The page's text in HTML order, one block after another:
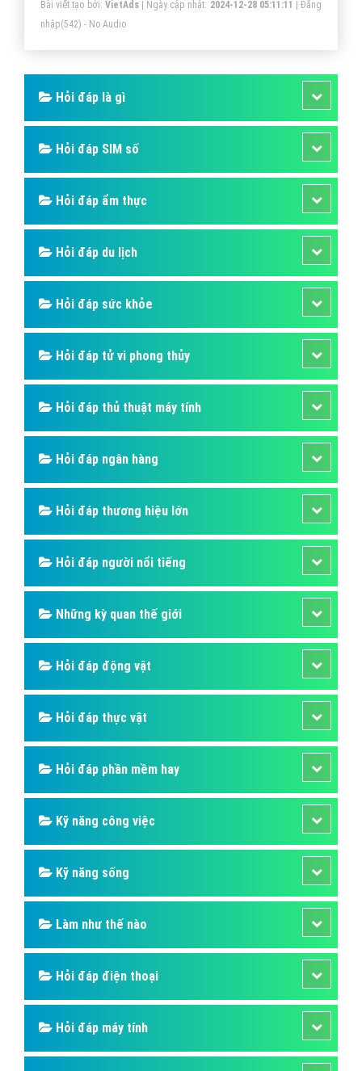
trị đến người tìm kiếm giúp họ xác định kết quả tìm
kiếm mà họ đang cần.
Bài viết tạo bởi: VietAds| Ngày cập nhật: 2024-12-28 05:11:11 |Đăng
nhập(542) - No Audio
Hỏi đáp là gì
Hỏi đáp SIM số
Hỏi đáp ẩm thực
Hỏi đáp du lịch
Hỏi đáp sức khỏe
Hỏi đáp tử vi phong thủy
Hỏi đáp thủ thuật máy tính
Hỏi đáp ngân hàng
Hỏi đáp thương hiệu lớn
Hỏi đáp người nổi tiếng
Những kỳ quan thế giới
Hỏi đáp động vật
Hỏi đáp thực vật
Hỏi đáp phần mềm hay
Kỹ năng công việc
Kỹ năng sống
Làm như thế nào
Hỏi đáp điện thoại
Hỏi đáp máy tính